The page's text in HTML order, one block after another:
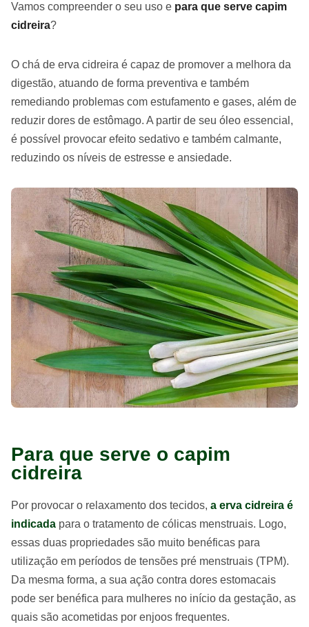
Vamos compreender o seu uso e para que serve capim
cidreira?
O chá de erva cidreira é capaz de promover a melhora da
digestão, atuando de forma preventiva e também
remediando problemas com estufamento e gases, além de
reduzir dores de estômago. A partir de seu óleo essencial,
é possível provocar efeito sedativo e também calmante,
reduzindo os níveis de estresse e ansiedade.
Para que serve o capim
cidreira
Por provocar o relaxamento dos tecidos, a erva cidreira é
indicada para o tratamento de cólicas menstruais. Logo,
essas duas propriedades são muito benéficas para
utilização em períodos de tensões pré menstruais (TPM).
Da mesma forma, a sua ação contra dores estomacais
pode ser benéfica para mulheres no início da gestação, as
quais são acometidas por enjoos frequentes.